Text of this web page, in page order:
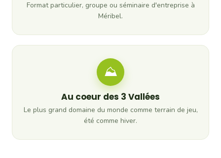
Format particulier, groupe ou séminaire d'entreprise à
Méribel.
⛰
Au coeur des 3 Vallées
Le plus grand domaine du monde comme terrain de jeu,
été comme hiver.